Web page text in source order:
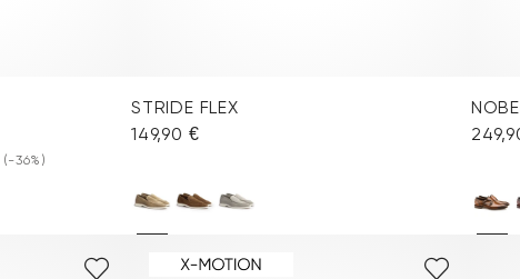
(-36%)
STRIDE FLEX
149,90 €